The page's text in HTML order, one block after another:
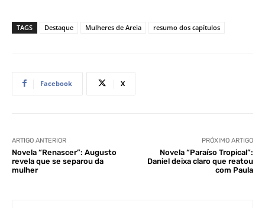
TAGS Destaque Mulheres de Areia resumo dos capítulos
Facebook X
ARTIGO ANTERIOR
Novela “Renascer”: Augusto
revela que se separou da
mulher
PRÓXIMO ARTIGO
Novela “Paraíso Tropical”:
Daniel deixa claro que reatou
com Paula